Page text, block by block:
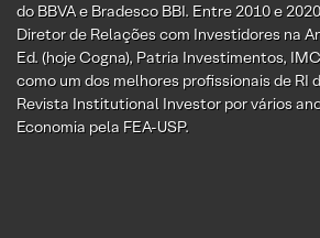
do BBVA e Bradesco BBI. Entre 2010 e
Diretor de Relações com Investidores na
Ed. (hoje Cogna), Patria Investimentos,
como um dos melhores profissionais de RI
Revista Institutional Investor por vários
Economia pela FEA-USP.